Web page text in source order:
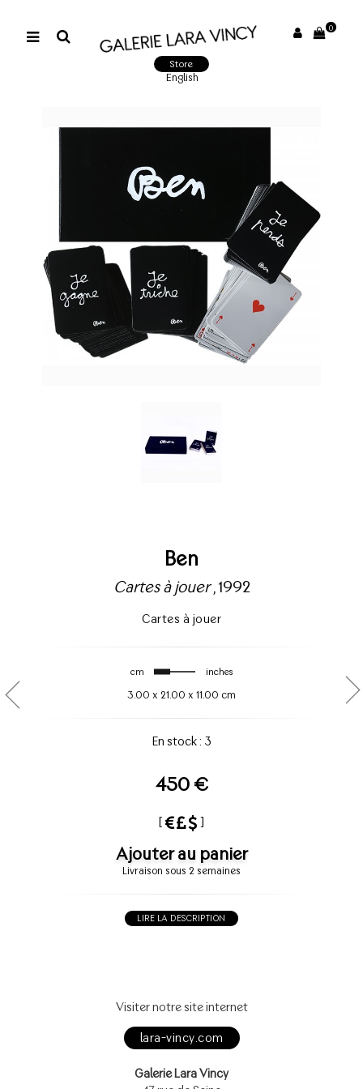
0
Store
English
Ben
Cartes à jouer, 1992
Cartes à jouer
cm inches
3.00 x 21.00 x 11.00 cm
En stock : 3
450 €
[ ]
Ajouter au panier
Livraison sous 2 semaines
LIRE LA DESCRIPTION
Visiter notre site internet
lara-vincy.com
Galerie Lara Vincy